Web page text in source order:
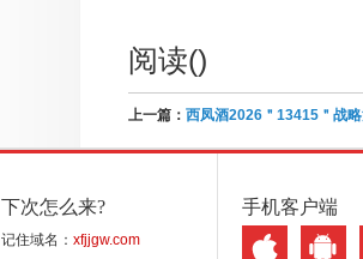
阅读()
上一篇： 西凤酒2026＂13415＂战
下次怎么来?
记住域名： xfjjgw.com
手机客户端